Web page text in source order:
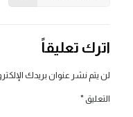
اترك تعليقاً
لن يتم نشر عنوان بريدك
التعليق*